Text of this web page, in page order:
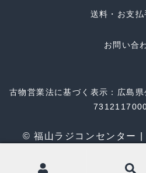
送料・お支払
お問い合
古物営業法に基づく表示：広島
© 福山ラジコンセンター |